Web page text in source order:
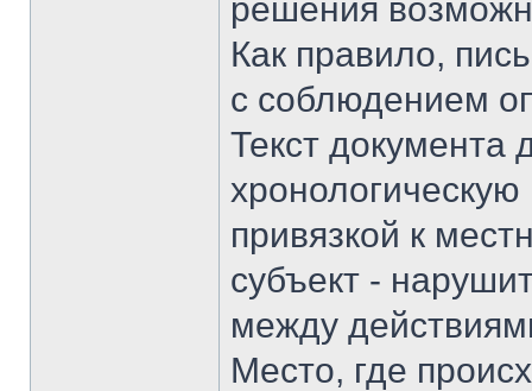
решения
Как правило,
с соблюдением
Текст документа
привязкой к
субъект -
между
Место, где